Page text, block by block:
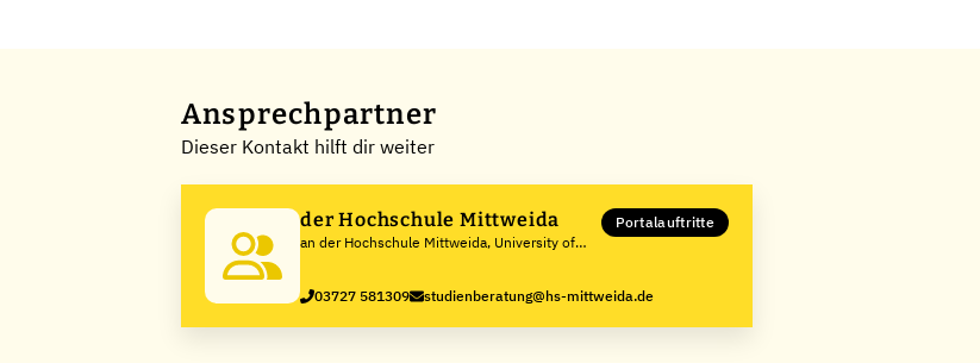
Ansprechpartner
Dieser Kontakt hilft dir weiter
der Hochschule Mittweida
an der Hochschule Mittweida, University of
Portalauftritte
03727 581309 studienberatung@hs-mittweida.de